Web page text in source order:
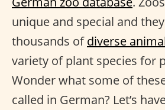
unique and special and
thousands ofdiverse
variety of plant species for
Wonder what some of
called in German? Let’s